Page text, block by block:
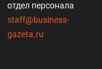
отдел персонала
staff@business-
gazeta.ru